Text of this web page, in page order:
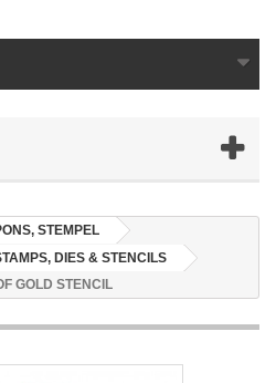
STEMPEL
DIES & STENCILS
GOLD STENCIL